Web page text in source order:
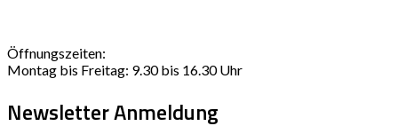
Öffnungszeiten:
Montag bis Freitag: 9.30 bis 16.30 Uhr
Newsletter Anmeldung